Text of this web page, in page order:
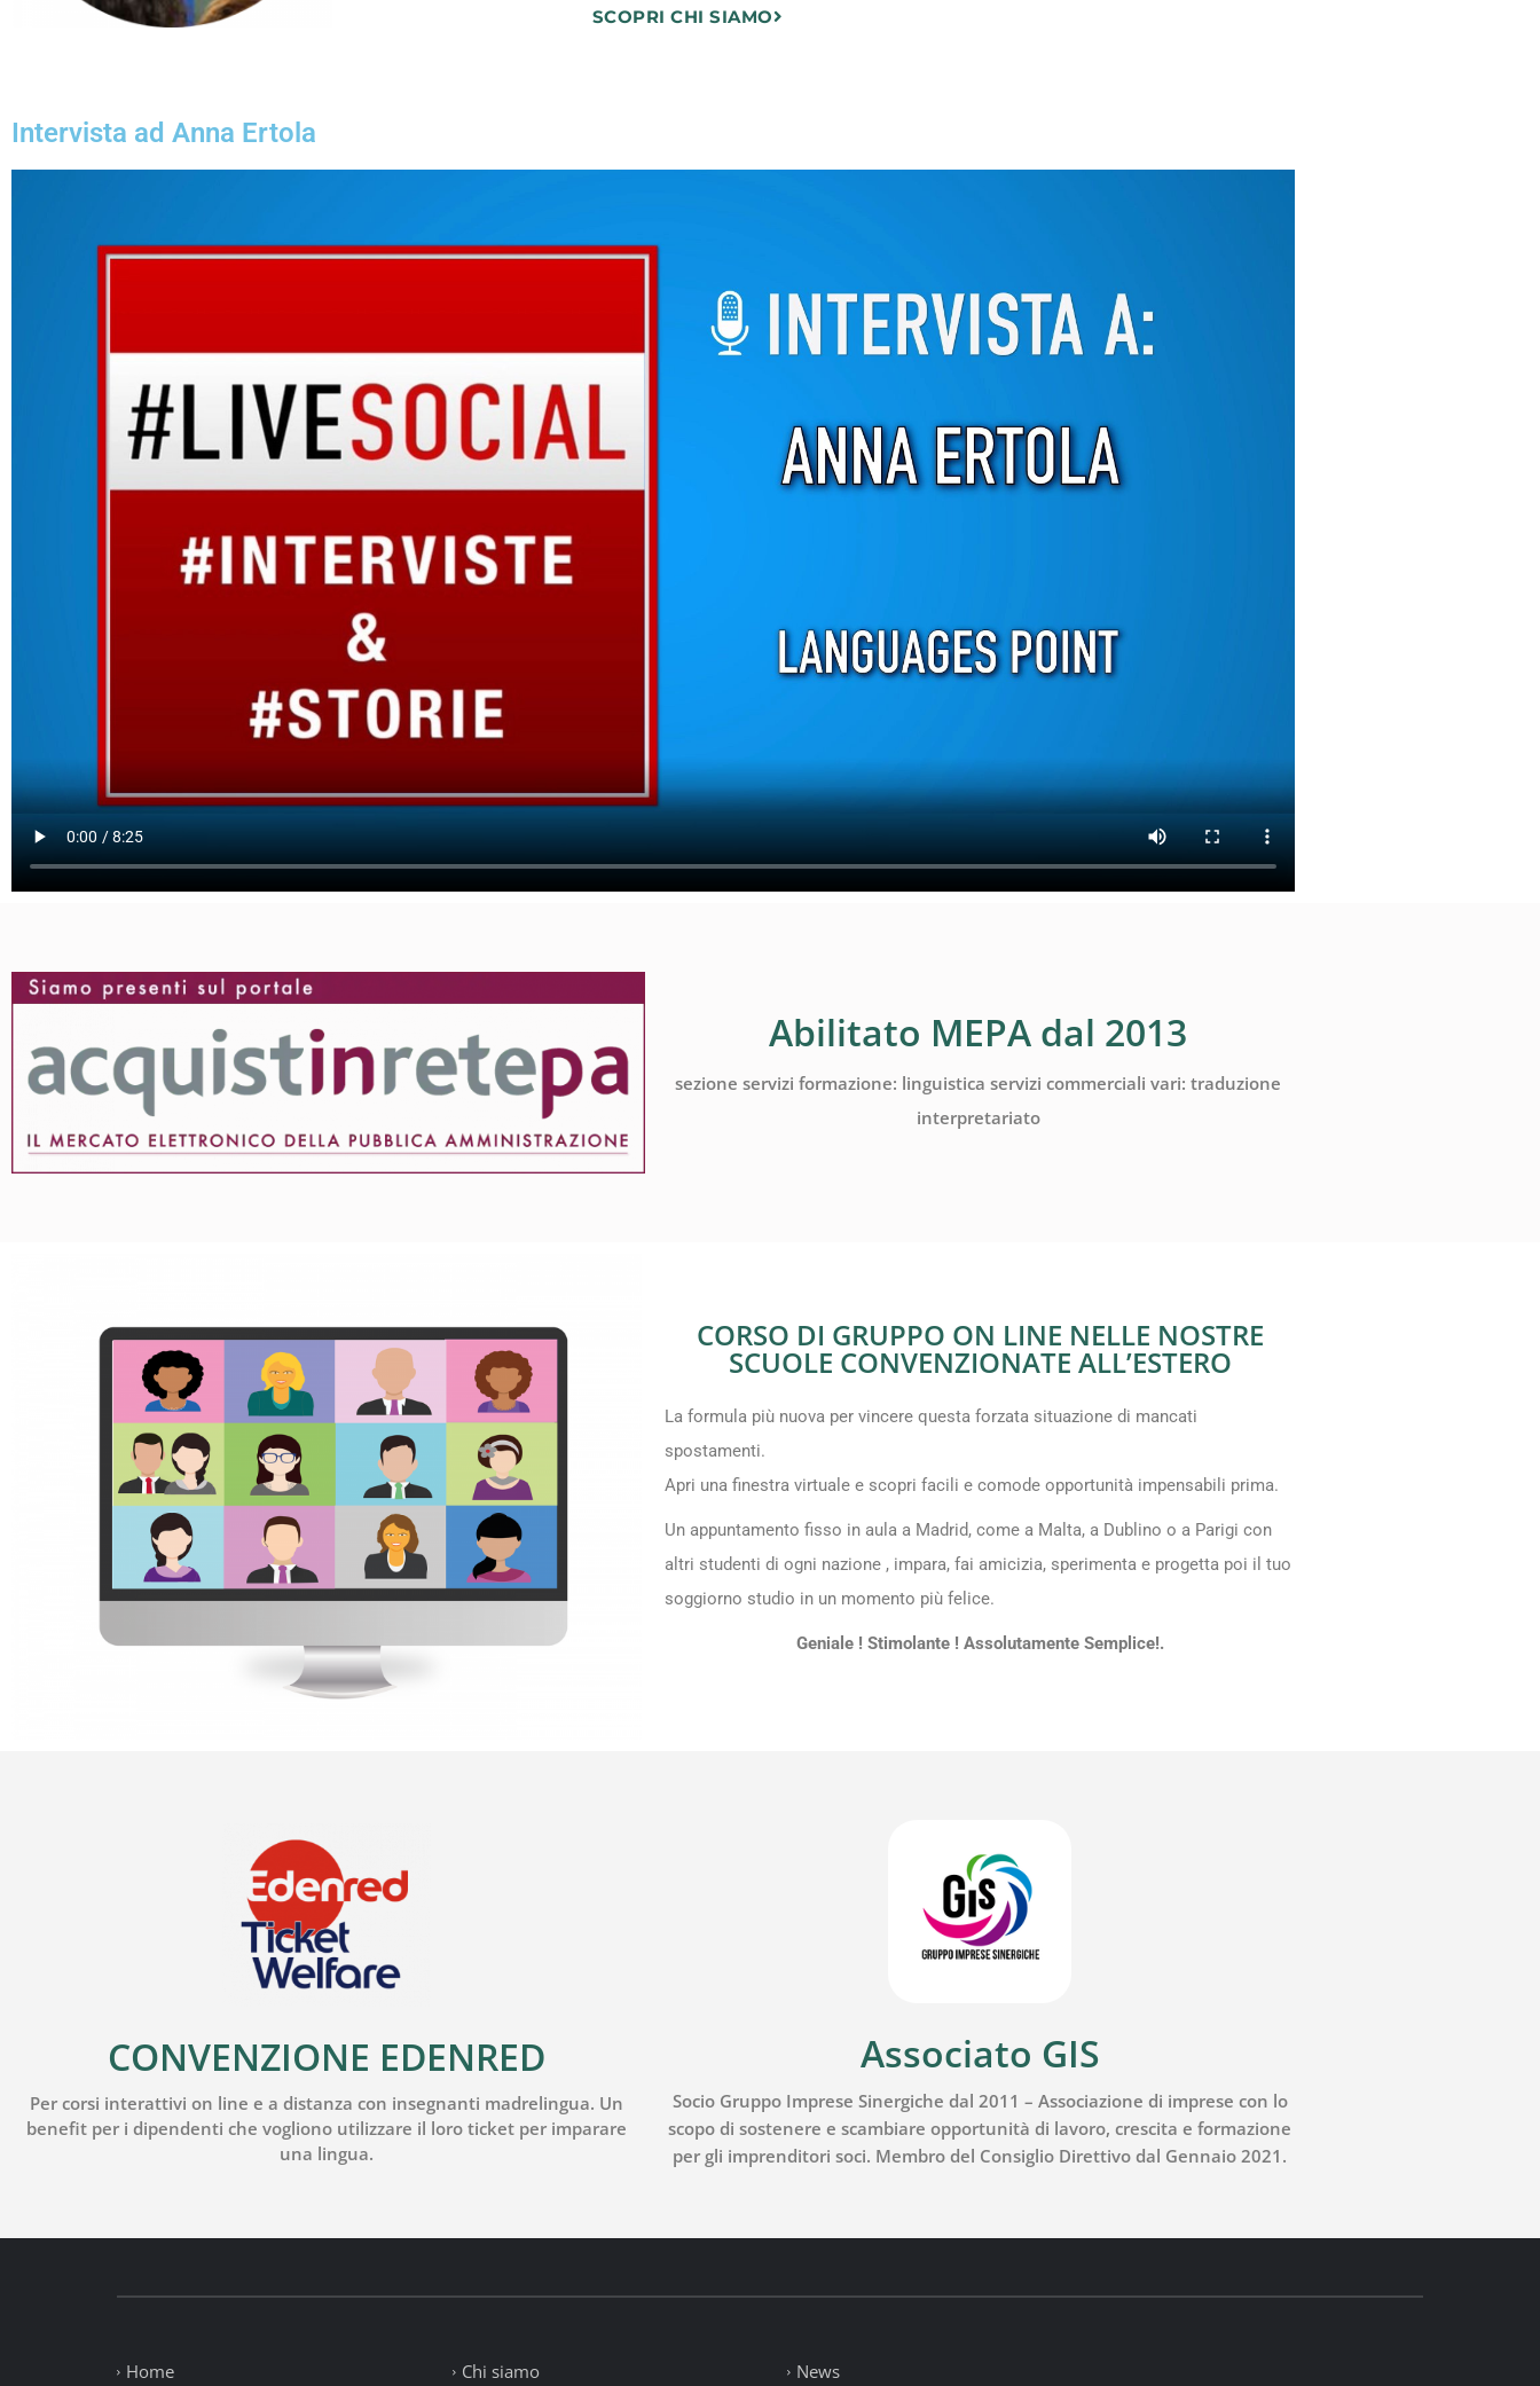
SCOPRI CHI SIAMO
Intervista ad Anna Ertola
Abilitato MEPA dal 2013
sezione servizi formazione: linguistica servizi commerciali vari: traduzione
interpretariato
CORSO DI GRUPPO ON LINE NELLE NOSTRE
SCUOLE CONVENZIONATE ALL’ESTERO
La formula più nuova per vincere questa forzata situazione di mancati
spostamenti.
Apri una finestra virtuale e scopri facili e comode opportunità impensabili prima.
Un appuntamento fisso in aula a Madrid, come a Malta, a Dublino o a Parigi con
altri studenti di ogni nazione , impara, fai amicizia, sperimenta e progetta poi il tuo
soggiorno studio in un momento più felice.
Geniale ! Stimolante ! Assolutamente Semplice!.
CONVENZIONE EDENRED
Per corsi interattivi on line e a distanza con insegnanti madrelingua. Un
benefit per i dipendenti che vogliono utilizzare il loro ticket per imparare
una lingua.
Associato GIS
Socio Gruppo Imprese Sinergiche dal 2011 – Associazione di imprese con lo
scopo di sostenere e scambiare opportunità di lavoro, crescita e formazione
per gli imprenditori soci. Membro del Consiglio Direttivo dal Gennaio 2021.
Home Chi siamo News